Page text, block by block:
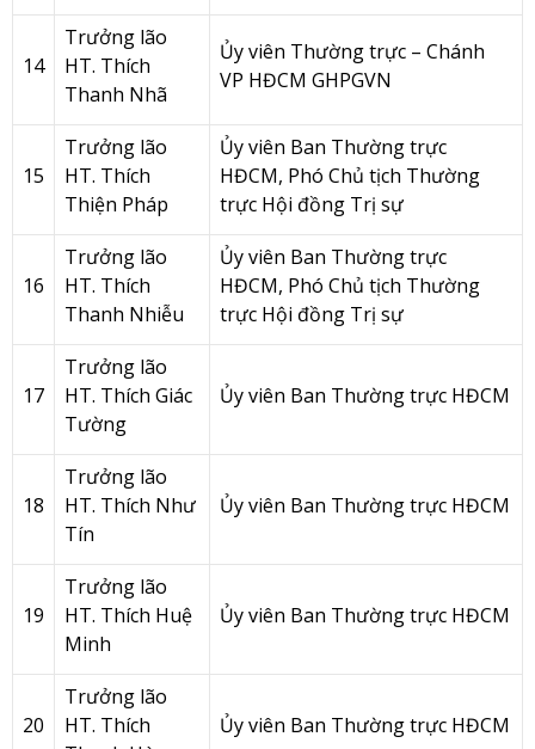
14
Trưởng lão
HT. Thích
Thanh Nhã
Ủy viên Thường trực – Chánh
VP HĐCM GHPGVN
15
Trưởng lão
HT. Thích
Thiện Pháp
Ủy viên Ban Thường trực
HĐCM, Phó Chủ tịch Thường
trực Hội đồng Trị sự
16
Trưởng lão
HT. Thích
Thanh Nhiễu
Ủy viên Ban Thường trực
HĐCM, Phó Chủ tịch Thường
trực Hội đồng Trị sự
17
Trưởng lão
HT. Thích Giác
Tường
Ủy viên Ban Thường trực HĐCM
18
Trưởng lão
HT. Thích Như
Tín
Ủy viên Ban Thường trực HĐCM
19
Trưởng lão
HT. Thích Huệ
Minh
Ủy viên Ban Thường trực HĐCM
20
Trưởng lão
HT. Thích
Ủy viên Ban Thường trực HĐCM